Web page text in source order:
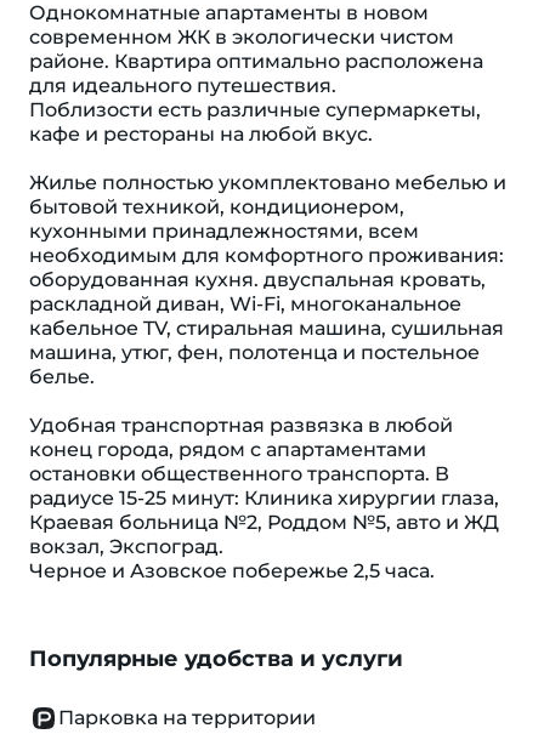
Однокомнатные апартаменты в новом
современном ЖК в экологически чистом
районе. Квартира оптимально расположена
для идеального путешествия.
Поблизости есть различные супермаркеты,
кафе и рестораны на любой вкус.
Жилье полностью укомплектовано мебелью и
бытовой техникой, кондиционером,
кухонными принадлежностями, всем
необходимым для комфортного проживания:
оборудованная кухня. двуспальная кровать,
раскладной диван, Wi-Fi, многоканальное
кабельное TV, стиральная машина, сушильная
машина, утюг, фен, полотенца и постельное
белье.
Удобная транспортная развязка в любой
конец города, рядом с апартаментами
остановки общественного транспорта. В
радиусе 15-25 минут: Клиника хирургии глаза,
Краевая больница №2, Роддом №5, авто и ЖД
вокзал, Экспоград.
Черное и Азовское побережье 2,5 часа.
Популярные удобства и услуги
Парковка на территории